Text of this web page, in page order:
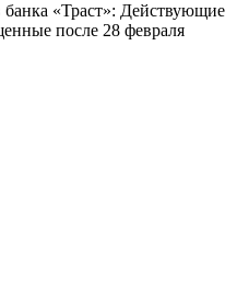
«Траст»: Действующие
после 28 февраля